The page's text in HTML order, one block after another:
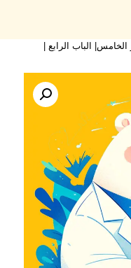
الباب الرابع |